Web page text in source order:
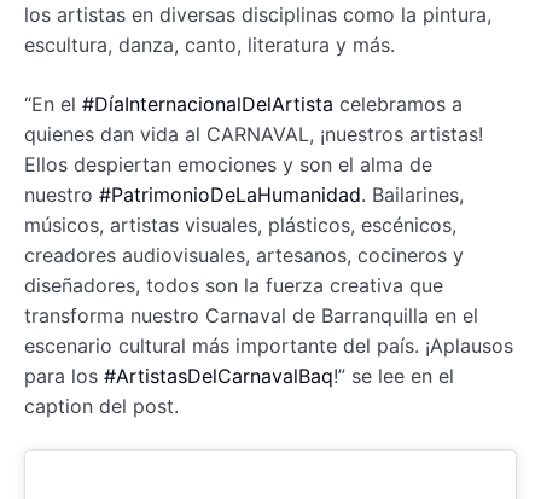
los artistas en diversas disciplinas como la pintura,
escultura, danza, canto, literatura y más.
“En el #DíaInternacionalDelArtista celebramos a
quienes dan vida al CARNAVAL, ¡nuestros artistas!
Ellos despiertan emociones y son el alma de
nuestro #PatrimonioDeLaHumanidad. Bailarines,
músicos, artistas visuales, plásticos, escénicos,
creadores audiovisuales, artesanos, cocineros y
diseñadores, todos son la fuerza creativa que
transforma nuestro Carnaval de Barranquilla en el
escenario cultural más importante del país. ¡Aplausos
para los #ArtistasDelCarnavalBaq!” se lee en el
caption del post.